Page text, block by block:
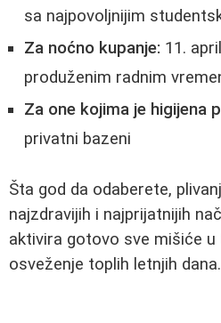
sa najpovoljnijim
Za noćno kupanje: 11.
produženim radnim
Za one kojima je higijena
privatni bazeni
Šta god da odaberete,
najzdravijih i najprijatnijih
aktivira gotovo sve mišiće
osveženje toplih letnjih dana.